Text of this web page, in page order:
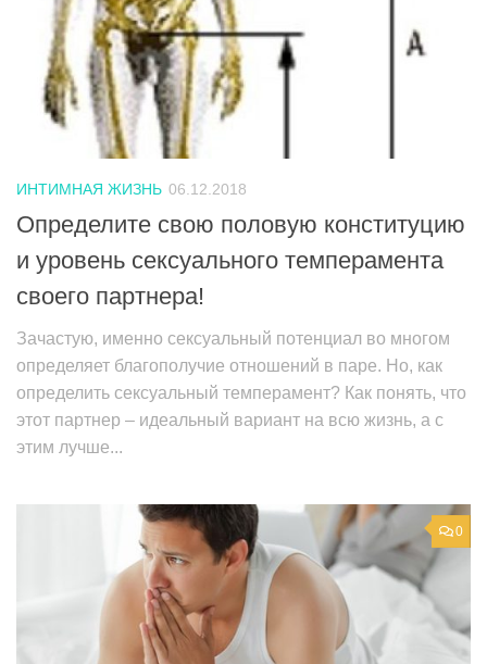
ИНТИМНАЯ ЖИЗНЬ 06.12.2018
Определите свою половую конституцию
и уровень сексуального темперамента
своего партнера!
Зачастую, именно сексуальный потенциал во многом
определяет благополучие отношений в паре. Но, как
определить сексуальный темперамент? Как понять, что
этот партнер – идеальный вариант на всю жизнь, а с
этим лучше...
0